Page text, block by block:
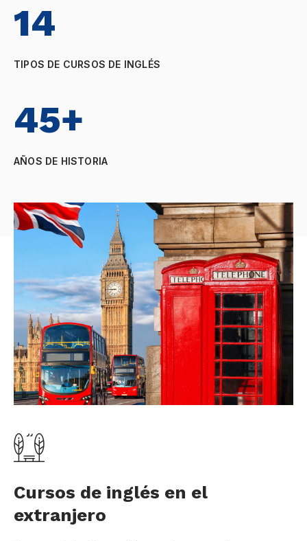
14
TIPOS DE CURSOS DE INGLÉS
45+
AÑOS DE HISTORIA
Cursos de inglés en el
extranjero